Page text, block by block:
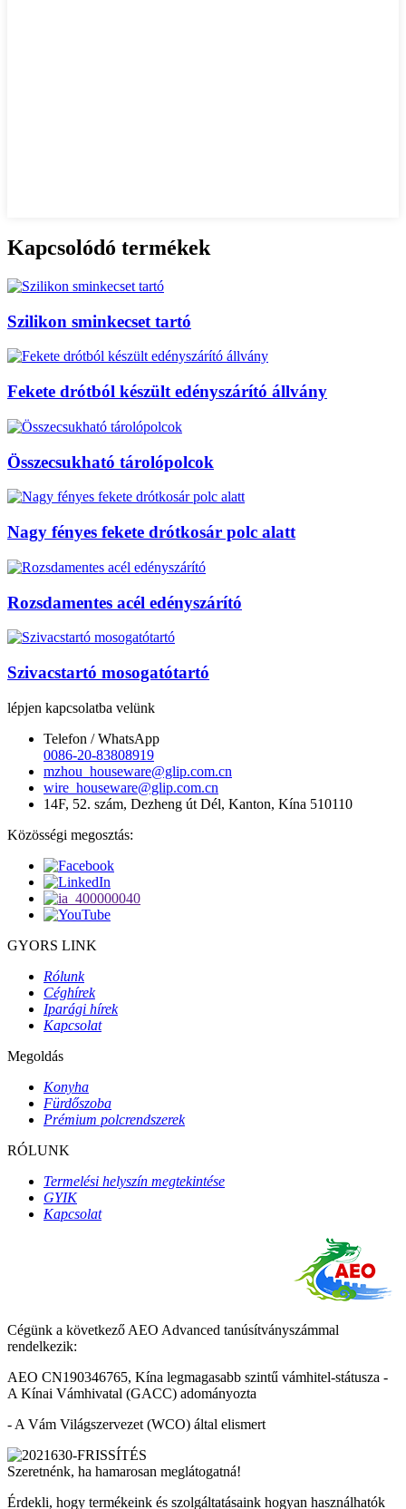
Kapcsolódó termékek
Szilikon sminkecset tartó
Fekete drótból készült edényszárító állvány
Összecsukható tárolópolcok
Nagy fényes fekete drótkosár polc alatt
Rozsdamentes acél edényszárító
Szivacstartó mosogatótartó
lépjen kapcsolatba velünk
Telefon / WhatsApp
0086-20-83808919
mzhou_houseware@glip.com.cn
wire_houseware@glip.com.cn
14F, 52. szám, Dezheng út Dél, Kanton, Kína 510110
Közösségi megosztás:
GYORS LINK
Rólunk
Céghírek
Iparági hírek
Kapcsolat
Megoldás
Konyha
Fürdőszoba
Prémium polcrendszerek
RÓLUNK
Termelési helyszín megtekintése
GYIK
Kapcsolat
Cégünk a következő AEO Advanced tanúsítványszámmal
rendelkezik:
AEO CN190346765, Kína legmagasabb szintű vámhitel-státusza -
A Kínai Vámhivatal (GACC) adományozta
- A Vám Világszervezet (WCO) által elismert
Szeretnénk, ha hamarosan meglátogatná!
Érdekli, hogy termékeink és szolgáltatásaink hogyan használhatók